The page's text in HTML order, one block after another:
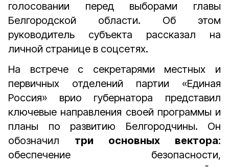
голосовании перед выборами главы
Белгородской области. Об этом
руководитель субъекта рассказал на
личной странице в соцсетях.
На встрече с секретарями местных и
первичных отделений партии «Единая
Россия» врио губернатора представил
ключевые направления своей программы и
планы по развитию Белгородчины. Он
обозначил три основных вектора:
обеспечение безопасности,